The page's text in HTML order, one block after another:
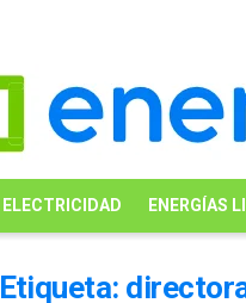
ELECTRICIDAD ENERGÍAS
Etiqueta: